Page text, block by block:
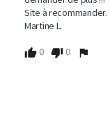
Site à recommander.
Martine L.
0 0